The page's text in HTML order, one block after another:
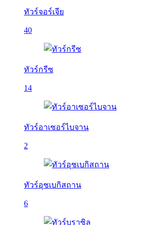
ทัวร์จอร์เจีย
40
ทัวร์กรีซ
14
ทัวร์อาเซอร์ไบจาน
2
ทัวร์อุซเบกิสถาน
6